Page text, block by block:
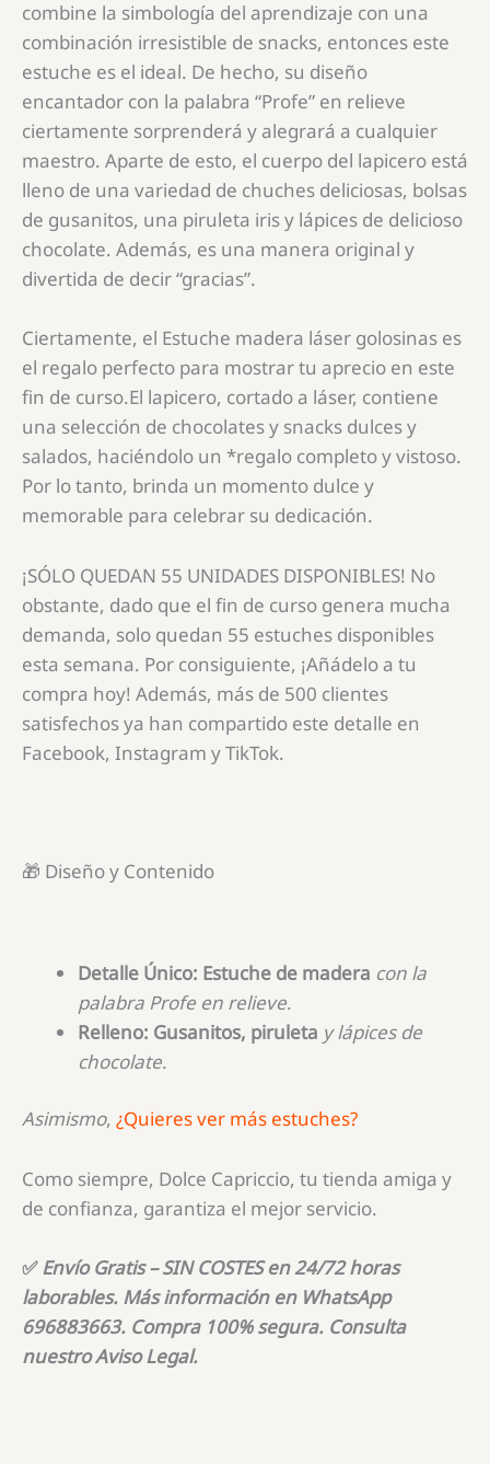
combine la simbología del aprendizaje con una
combinación irresistible de snacks, entonces este
estuche es el ideal. De hecho, su diseño
encantador con la palabra “Profe” en relieve
ciertamente sorprenderá y alegrará a cualquier
maestro. Aparte de esto, el cuerpo del lapicero está
lleno de una variedad de chuches deliciosas, bolsas
de gusanitos, una piruleta iris y lápices de delicioso
chocolate. Además, es una manera original y
divertida de decir “gracias”.
Ciertamente, el Estuche madera láser golosinas es
el regalo perfecto para mostrar tu aprecio en este
fin de curso.El lapicero, cortado a láser, contiene
una selección de chocolates y snacks dulces y
salados, haciéndolo un *regalo completo y vistoso.
Por lo tanto, brinda un momento dulce y
memorable para celebrar su dedicación.
¡SÓLO QUEDAN 55 UNIDADES DISPONIBLES! No
obstante, dado que el fin de curso genera mucha
demanda, solo quedan 55 estuches disponibles
esta semana. Por consiguiente, ¡Añádelo a tu
compra hoy! Además, más de 500 clientes
satisfechos ya han compartido este detalle en
Facebook, Instagram y TikTok.
🎁 Diseño y Contenido
Detalle Único: Estuche de madera con la
palabra Profe en relieve.
Relleno: Gusanitos, piruleta y lápices de
chocolate.
Asimismo, ¿Quieres ver más estuches?
Como siempre, Dolce Capriccio, tu tienda amiga y
de confianza, garantiza el mejor servicio.
✅Envío Gratis – SIN COSTES en 24/72 horas
laborables. Más información en WhatsApp
696883663. Compra 100% segura. Consulta
nuestro Aviso Legal.